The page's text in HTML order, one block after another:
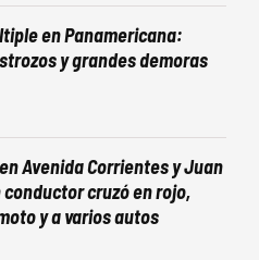
en Panamericana:
y grandes demoras
Avenida Corrientes y Juan
cruzó en rojo,
y a varios autos